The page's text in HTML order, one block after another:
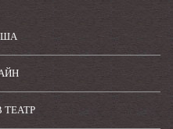
ТЕАТР